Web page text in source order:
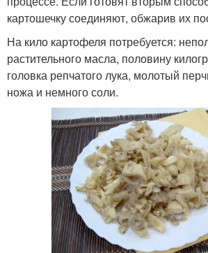
картошечку соединяют, обжарив их
На кило картофеля потребуется:
растительного масла, половину
головка репчатого лука, молотый
ножа и немного соли.